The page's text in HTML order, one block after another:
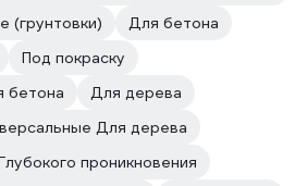
(грунтовки)
Для бетона
Под покраску
бетона
Для дерева
Для дерева
проникновения